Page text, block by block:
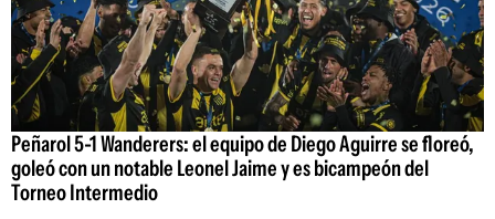
Peñarol 5-1 Wanderers: el equipo de Diego Aguirre se floreó,
goleó con un notable Leonel Jaime y es bicampeón del
Torneo Intermedio